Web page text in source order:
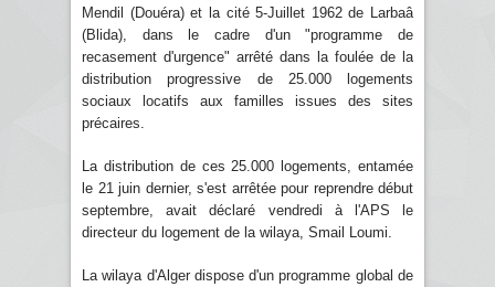
Mendil (Douéra) et la cité 5-Juillet 1962 de Larbaâ
(Blida), dans le cadre d'un "programme de
recasement d'urgence" arrêté dans la foulée de la
distribution progressive de 25.000 logements
sociaux locatifs aux familles issues des sites
précaires.
La distribution de ces 25.000 logements, entamée
le 21 juin dernier, s'est arrêtée pour reprendre début
septembre, avait déclaré vendredi à l'APS le
directeur du logement de la wilaya, Smail Loumi.
La wilaya d'Alger dispose d'un programme global de